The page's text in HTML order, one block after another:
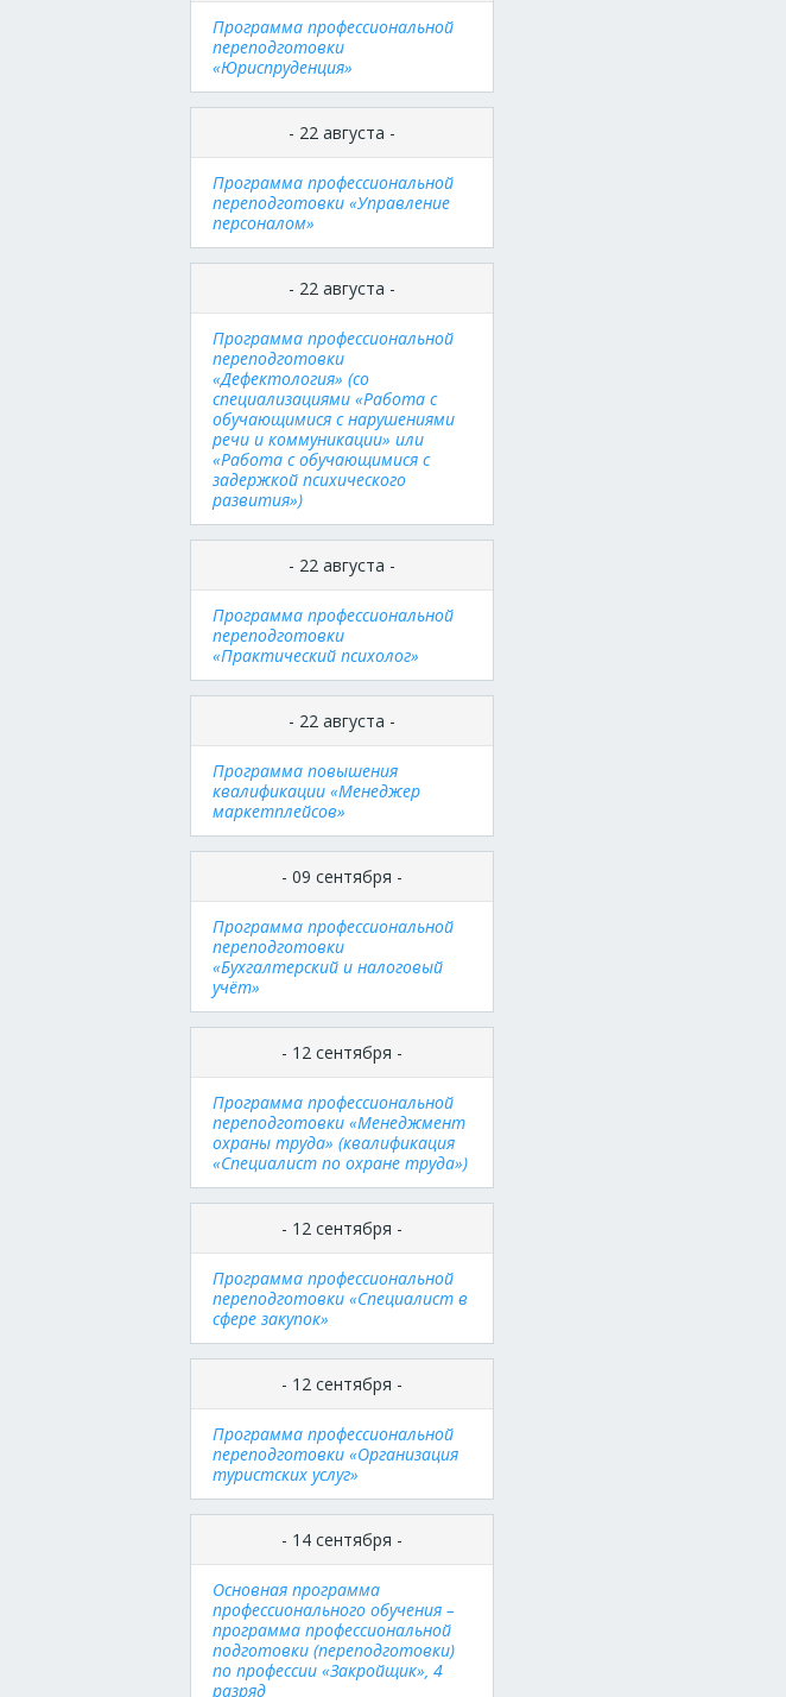
Программа профессиональной
переподготовки
«Юриспруденция»
- 22 августа -
Программа профессиональной
переподготовки «Управление
персоналом»
- 22 августа -
Программа профессиональной
переподготовки
«Дефектология» (со
специализациями «Работа с
обучающимися с нарушениями
речи и коммуникации» или
«Работа с обучающимися с
задержкой психического
развития»)
- 22 августа -
Программа профессиональной
переподготовки
«Практический психолог»
- 22 августа -
Программа повышения
квалификации «Менеджер
маркетплейсов»
- 09 сентября -
Программа профессиональной
переподготовки
«Бухгалтерский и налоговый
учёт»
- 12 сентября -
Программа профессиональной
переподготовки «Менеджмент
охраны труда» (квалификация
«Специалист по охране труда»)
- 12 сентября -
Программа профессиональной
переподготовки «Специалист в
сфере закупок»
- 12 сентября -
Программа профессиональной
переподготовки «Организация
туристских услуг»
- 14 сентября -
Основная программа
профессионального обучения –
программа профессиональной
подготовки (переподготовки)
по профессии «Закройщик», 4
разряд